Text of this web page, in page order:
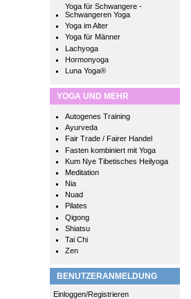
Yoga für Schwangere -
Schwangeren Yoga
Yoga im Alter
Yoga für Männer
Lachyoga
Hormonyoga
Luna Yoga®
YOGA UND MEHR
Autogenes Training
Ayurveda
Fair Trade / Fairer Handel
Fasten kombiniert mit Yoga
Kum Nye Tibetisches Heilyoga
Meditation
Nia
Nuad
Pilates
Qigong
Shiatsu
Tai Chi
Zen
BENUTZERANMELDUNG
Einloggen/Registrieren